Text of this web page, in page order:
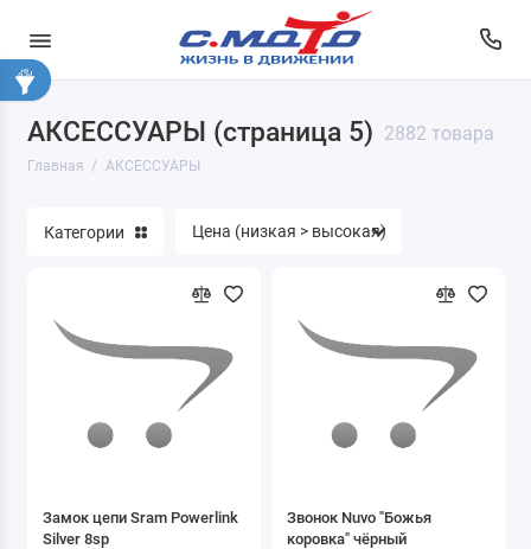
АКСЕССУАРЫ (страница 5) 2882 товара
Главная АКСЕССУАРЫ
3TON
Брелоки
Велоаксессуары
Кофры
Масла и смазки
Наклейки и книги
Категории
Замок цепи Sram Powerlink
Silver 8sp
Звонок Nuvo "Божья
коровка" чёрный